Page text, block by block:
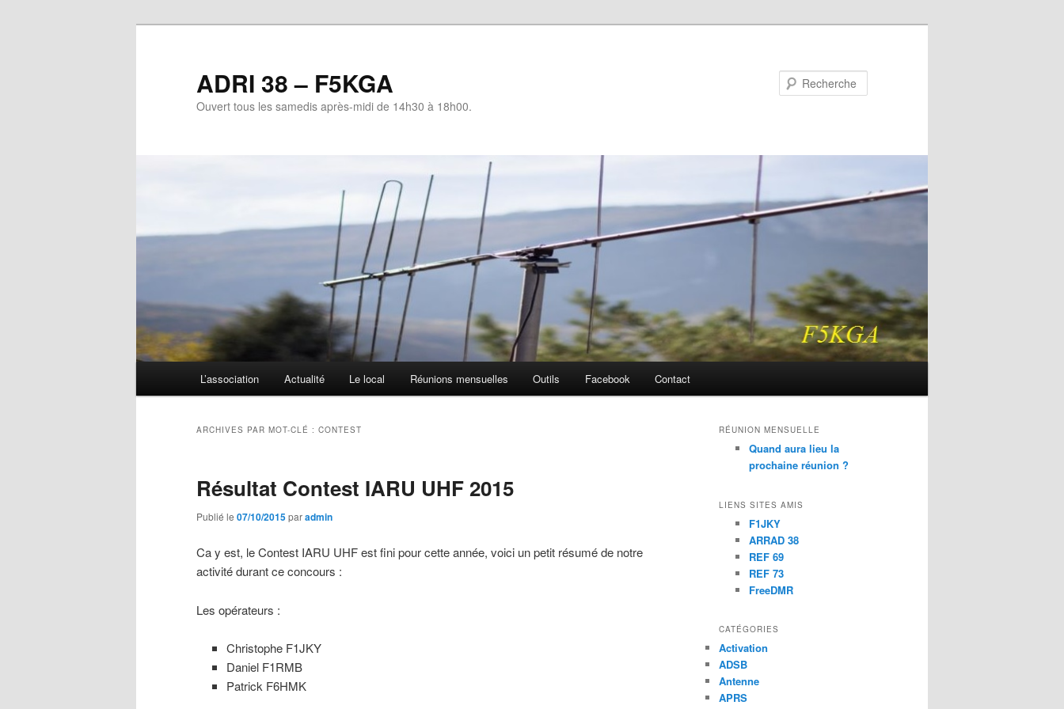
ADRI 38 – F5KGA
Ouvert tous les samedis après-midi de 14h30 à 18h00.
L’association Actualité Le local Réunions mensuelles Outils Facebook Contact
ARCHIVES PAR MOT-CLÉ : CONTEST
Résultat Contest IARU UHF 2015
Publié le 07/10/2015paradmin
Ca y est, le Contest IARU UHF est fini pour cette année, voici un petit résumé de notre
activité durant ce concours :
Les opérateurs :
Christophe F1JKY
Daniel F1RMB
Patrick F6HMK
RÉUNION MENSUELLE
Quand aura lieu la
prochaine réunion ?
LIENS SITES AMIS
F1JKY
ARRAD 38
REF 69
REF 73
FreeDMR
CATÉGORIES
Activation
ADSB
Antenne
APRS